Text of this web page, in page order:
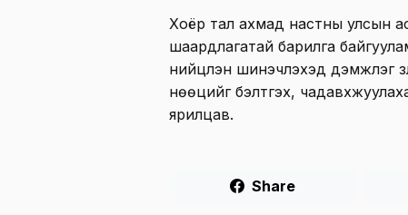
Хоёр тал ахмад настны улсын
шаардлагатай барилга
нийцүүлэн шинэчлэхэд дэмжлэг
нөөцийг бэлтгэх,
ярилцав.
Share